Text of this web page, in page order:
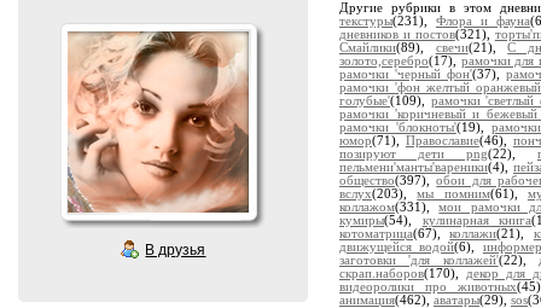
В друзья
Другие рубрики в этом
текстуры(231), Флора и фауна
дневников и постов(321),
Смайлики(89), свечи(21),С
золото,серебро(17), рамочки для
рамочки 'черный фон'(37),
рамочки 'фон желтый
голубые'(109), рамочки 'светлый
рамочки 'коричневый и
рамочки 'блокноты'(19),
юмор(71), Православие(46),
позируют дети png(22),
пельмени'манты'вареники(4),
общество(397),обои для
вслух(203),мы помним(61),
коллажом(331),мои рамочки
кумиры(54), кулинарная книга
котоматрица(67),коллажи(21),
движущейся водой(6),
заготовки 'для коллажей'(22),
скрап.наборов(170), декор для
видеоролики про животных
анимация(462), аватары(29), sos